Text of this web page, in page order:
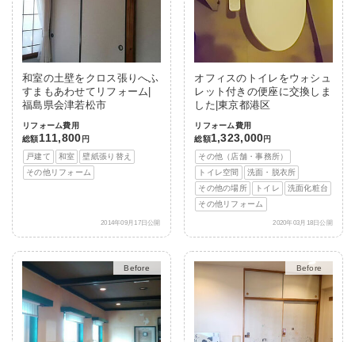
和室の土壁をクロス張りへふ
すまもあわせてリフォーム|
福島県会津若松市
リフォーム費用
総額111,800 円
戸建て
和室
壁紙張り替え
その他リフォーム
2014年09月17日公開
オフィスのトイレをウォシュ
レット付きの便座に交換しま
した|東京都港区
リフォーム費用
総額1,323,000円
その他（店舗・事務所）
トイレ空間
洗面・脱衣所
その他の場所
トイレ
洗面化粧台
その他リフォーム
2020年03月18日公開
After After